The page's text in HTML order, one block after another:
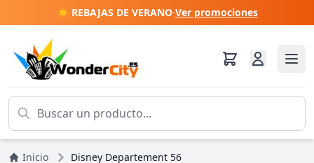
☀️ REBAJAS DE VERANO·Ver promociones
Inicio Disney Departement 56